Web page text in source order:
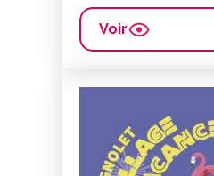
Voir